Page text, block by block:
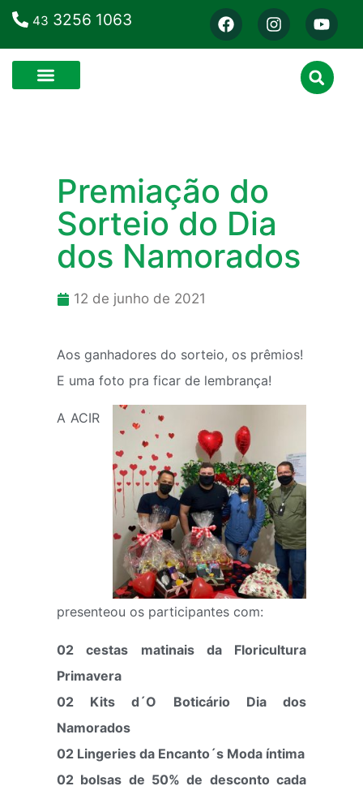
43 3256 1063
Premiação do
Sorteio do Dia
dos Namorados
12 de junho de 2021
Aos ganhadores do sorteio, os prêmios!
E uma foto pra ficar de lembrança!
A ACIR
presenteou os participantes com:
02 cestas matinais da Floricultura
Primavera
02 Kits d´O Boticário Dia dos
Namorados
02 Lingeries da Encanto´s Moda íntima
02 bolsas de 50% de desconto cada